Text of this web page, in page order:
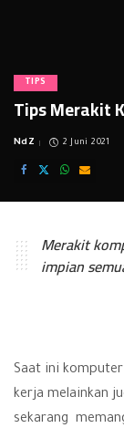
TIPS
Tips Merakit
Posted
NdZ 2 Juni 2021
Merakit
impian
Saat ini komputer
kerja melainkan
sekarang